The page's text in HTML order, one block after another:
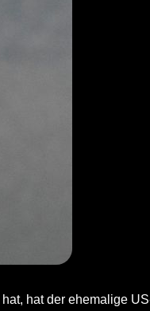
hat der ehemalige